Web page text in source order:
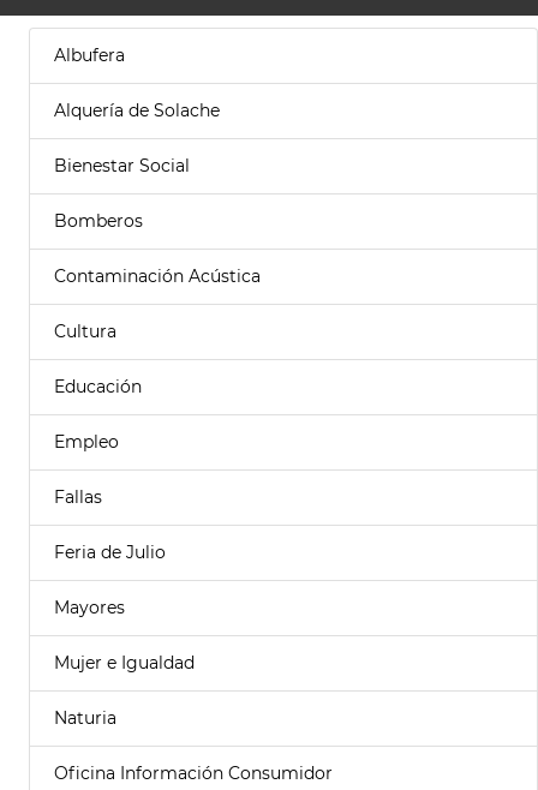
Albufera
Alquería de Solache
Bienestar Social
Bomberos
Contaminación Acústica
Cultura
Educación
Empleo
Fallas
Feria de Julio
Mayores
Mujer e Igualdad
Naturia
Oficina Información Consumidor